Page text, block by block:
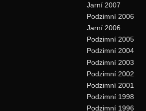
Jarní 2007
Podzimní 2006
Jarní 2006
Podzimní 2005
Podzimní 2004
Podzimní 2003
Podzimní 2002
Podzimní 2001
Podzimní 1998
Podzimní 1996